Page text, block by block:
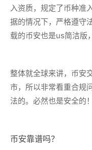
入资质，规定了币种准
据的情况下，严格遵守
载的币安也是us简洁版
整体就全球来讲，币安
市，所以非常看重合规
法的。必然也是安全的！
币安靠谱吗？